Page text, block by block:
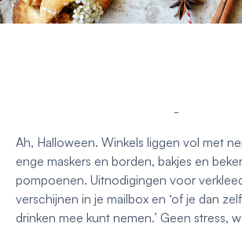
-
Ah, Halloween. Winkels liggen vol met
enge maskers en borden, bakjes en
pompoenen. Uitnodigingen voor
verschijnen in je mailbox en ‘of je dan
drinken mee kunt nemen.’ Geen stress,